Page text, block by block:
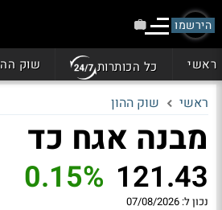
הירשמו
ראשי כל הכותרות שוק
ראשי שוק ההון
מבנה אגח כד
121.43
0.15%
נכון ל: 07/08/2026